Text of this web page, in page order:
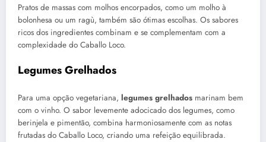
Pratos de massas com molhos encorpados, como um molho à
bolonhesa ou um ragù, também são ótimas escolhas. Os sabores
ricos dos ingredientes combinam e se complementam com a
complexidade do Caballo Loco.
Legumes Grelhados
Para uma opção vegetariana, legumes grelhados marinam bem
com o vinho. O sabor levemente adocicado dos legumes, como
berinjela e pimentão, combina harmoniosamente com as notas
frutadas do Caballo Loco, criando uma refeição equilibrada.